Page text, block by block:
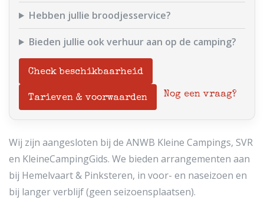
Hebben jullie broodjesservice?
Bieden jullie ook verhuur aan op de camping?
Check beschikbaarheid
Tarieven & voorwaarden Nog een vraag?
Wij zijn aangesloten bij de ANWB Kleine Campings, SVR
en KleineCampingGids. We bieden arrangementen aan
bij Hemelvaart & Pinksteren, in voor- en naseizoen en
bij langer verblijf (geen seizoensplaatsen).